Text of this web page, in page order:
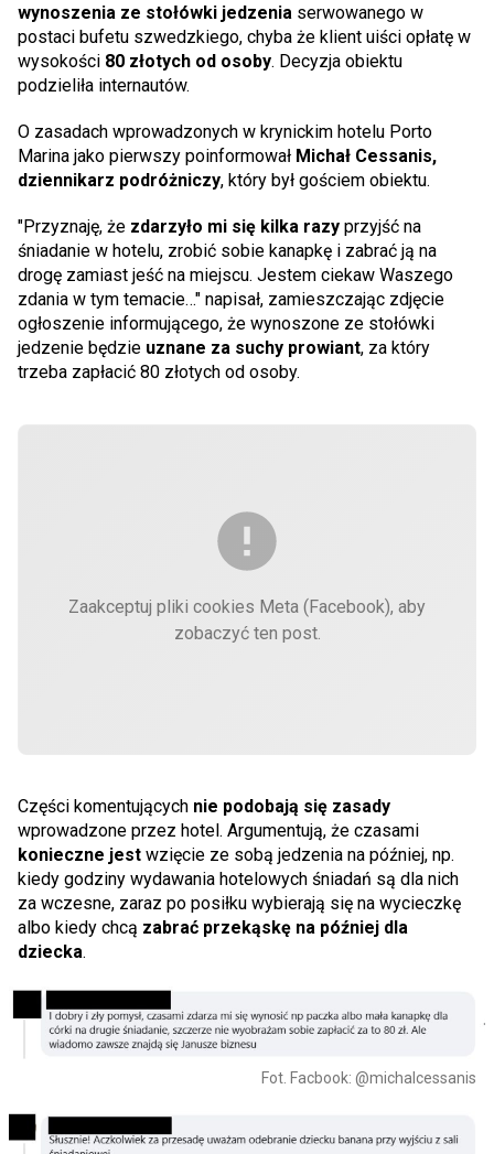
wynoszenia ze stołówki jedzenia serwowanego w
postaci bufetu szwedzkiego, chyba że klient uiści opłatę w
wysokości 80 złotych od osoby. Decyzja obiektu
podzieliła internautów.
O zasadach wprowadzonych w krynickim hotelu Porto
Marina jako pierwszy poinformował Michał Cessanis,
dziennikarz podróżniczy, który był gościem obiektu.
"Przyznaję, że zdarzyło mi się kilka razy przyjść na
śniadanie w hotelu, zrobić sobie kanapkę i zabrać ją na
drogę zamiast jeść na miejscu. Jestem ciekaw Waszego
zdania w tym temacie…" napisał, zamieszczając zdjęcie
ogłoszenie informującego, że wynoszone ze stołówki
jedzenie będzie uznane za suchy prowiant, za który
trzeba zapłacić 80 złotych od osoby.
Zaakceptuj pliki cookies Meta (Facebook), aby
zobaczyć ten post.
Części komentujących nie podobają się zasady
wprowadzone przez hotel. Argumentują, że czasami
konieczne jest wzięcie ze sobą jedzenia na później, np.
kiedy godziny wydawania hotelowych śniadań są dla nich
za wczesne, zaraz po posiłku wybierają się na wycieczkę
albo kiedy chcą zabrać przekąskę na później dla
dziecka.
Fot. Facbook: @michalcessanis